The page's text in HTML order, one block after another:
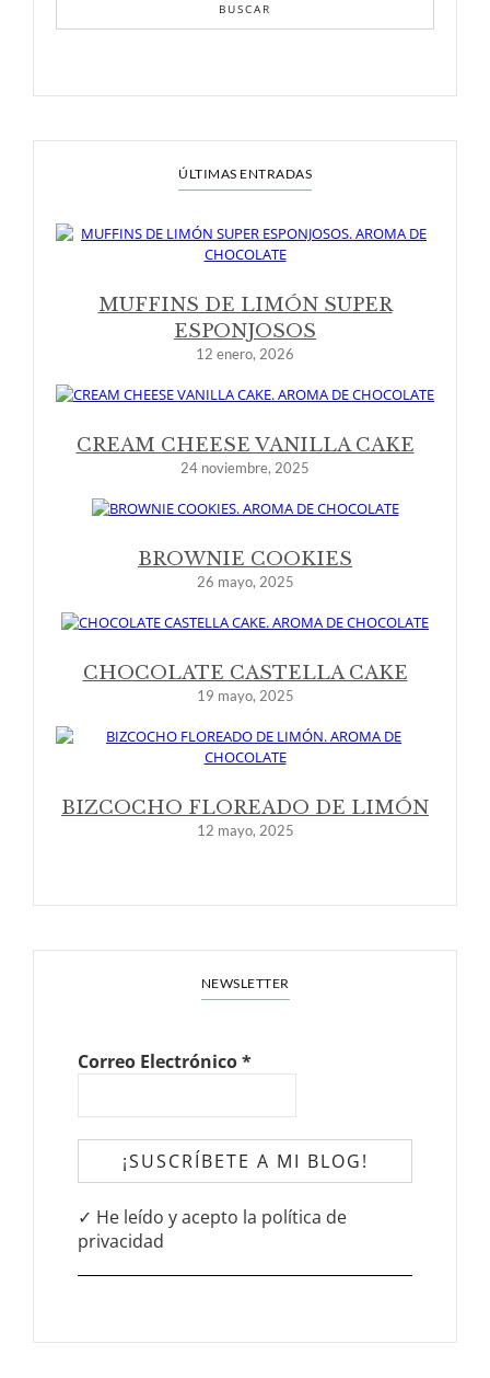
BUSCAR
ÚLTIMAS ENTRADAS
MUFFINS DE LIMÓN SUPER
ESPONJOSOS
12 enero, 2026
CREAM CHEESE VANILLA CAKE
24 noviembre, 2025
BROWNIE COOKIES
26 mayo, 2025
CHOCOLATE CASTELLA CAKE
19 mayo, 2025
BIZCOCHO FLOREADO DE LIMÓN
12 mayo, 2025
NEWSLETTER
Correo Electrónico*
✓ He leído y acepto la política de
privacidad